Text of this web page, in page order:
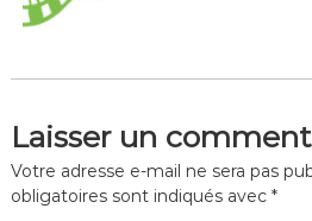
Laisser un
Votre adresse e-mail ne sera pas
obligatoires sont indiqués avec *